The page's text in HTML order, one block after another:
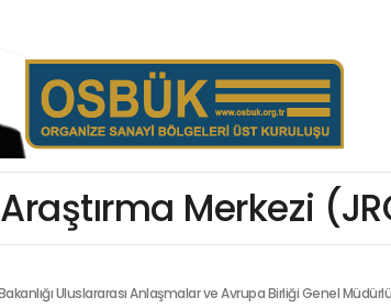
Merkezi
Uluslararası Anlaşmalar ve Avrupa Birliği Genel